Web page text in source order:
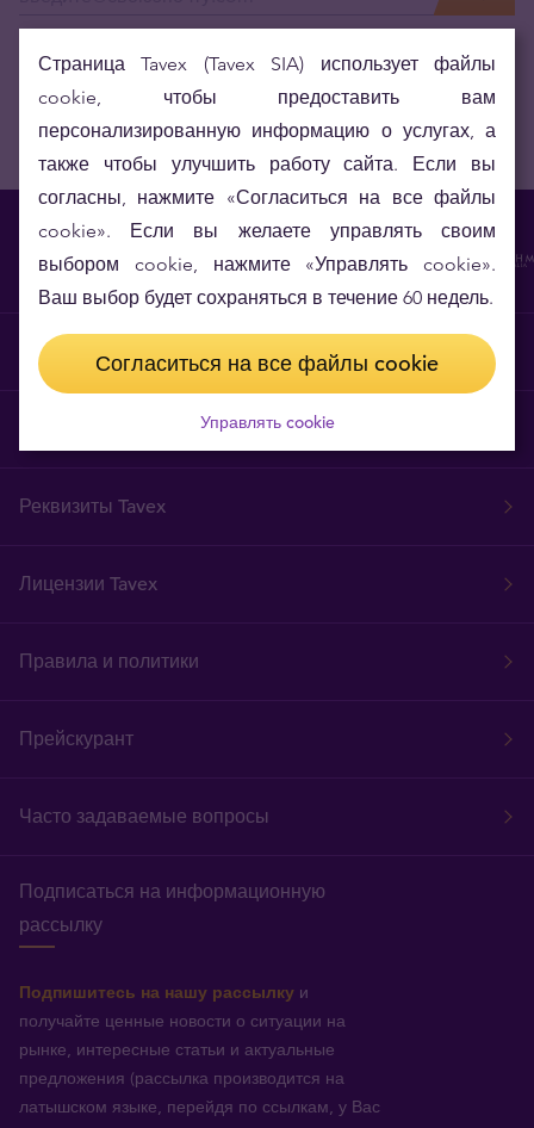
Магазин tavexdavanas.lv
Реквизиты Tavex
Лицензии Tavex
Правила и политики
Прейскурант
Часто задаваемые вопросы
Подписаться на информационную
рассылку
Подпишитесь на нашу рассылку и
получайте ценные новости о ситуации на
рынке, интересные статьи и актуальные
предложения (рассылка производится на
латышском языке, перейдя по ссылкам, у Вас
Страница Tavex (Tavex SIA) использует файлы
cookie, чтобы предоставить вам
персонализированную информацию о услугах, а
также чтобы улучшить работу сайта. Если вы
согласны, нажмите «Согласиться на все файлы
cookie». Если вы желаете управлять своим
выбором cookie, нажмите «Управлять cookie».
Ваш выбор будет сохраняться в течение 60 недель.
Согласиться на все файлы cookie
Управлять cookie